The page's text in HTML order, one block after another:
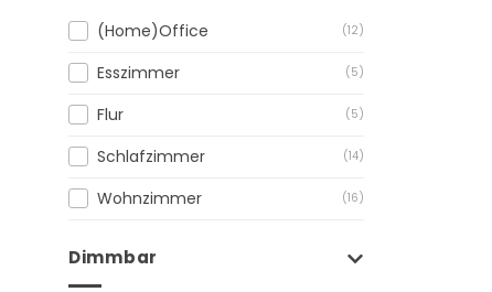
(Home)Office (12)
Esszimmer (5)
Flur (5)
Schlafzimmer (14)
Wohnzimmer (16)
Dimmbar